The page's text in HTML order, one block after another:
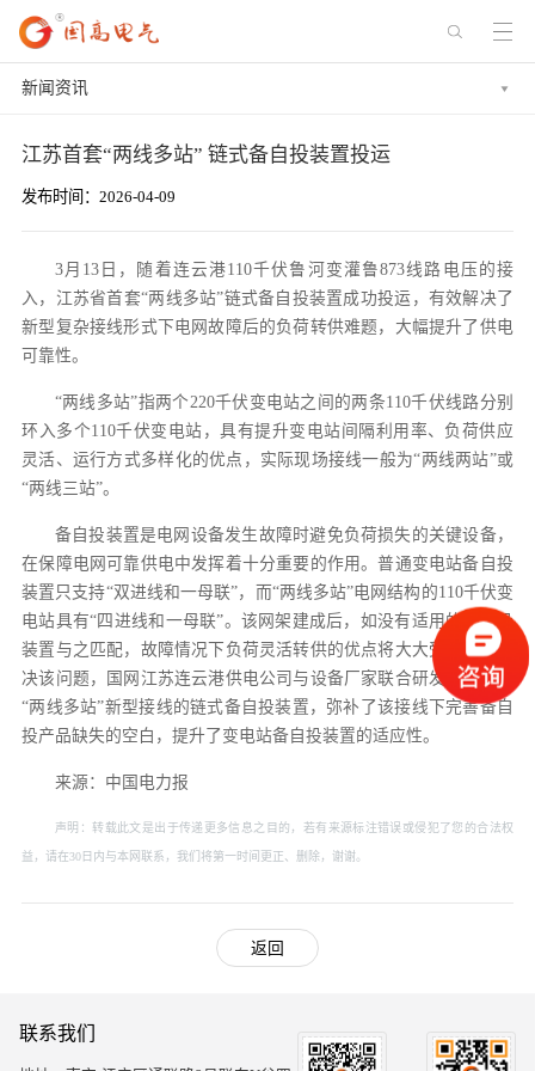
新闻资讯
江苏首套“两线多站” 链式备自投装置投运
发布时间：2026-04-09
3月13日，随着连云港110千伏鲁河变灌鲁873线路电压的接
入，江苏省首套“两线多站”链式备自投装置成功投运，有效解决了
新型复杂接线形式下电网故障后的负荷转供难题，大幅提升了供电
可靠性。
“两线多站”指两个220千伏变电站之间的两条110千伏线路分别
环入多个110千伏变电站，具有提升变电站间隔利用率、负荷供应
灵活、运行方式多样化的优点，实际现场接线一般为“两线两站”或
“两线三站”。
备自投装置是电网设备发生故障时避免负荷损失的关键设备，
在保障电网可靠供电中发挥着十分重要的作用。普通变电站备自投
装置只支持“双进线和一母联”，而“两线多站”电网结构的110千伏变
电站具有“四进线和一母联”。该网架建成后，如没有适用的备自投
装置与之匹配，故障情况下负荷灵活转供的优点将大大受限。为解
决该问题，国网江苏连云港供电公司与设备厂家联合研发了适用于
“两线多站”新型接线的链式备自投装置，弥补了该接线下完善备自
投产品缺失的空白，提升了变电站备自投装置的适应性。
来源：中国电力报
声明：转载此文是出于传递更多信息之目的，若有来源标注错误或侵犯了您的合法权
益，请在30日内与本网联系，我们将第一时间更正、删除，谢谢。
返回
联系我们